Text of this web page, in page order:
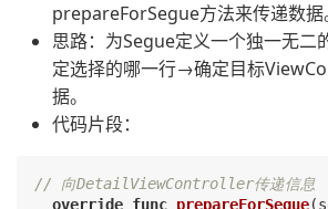
prepareForSegue方法来传递数据
思路：为Segue定义一个独一无
定选择的哪一行→确定目标
据。
代码片段：
// 向DetailViewController传递信息
override func prepareForSegue